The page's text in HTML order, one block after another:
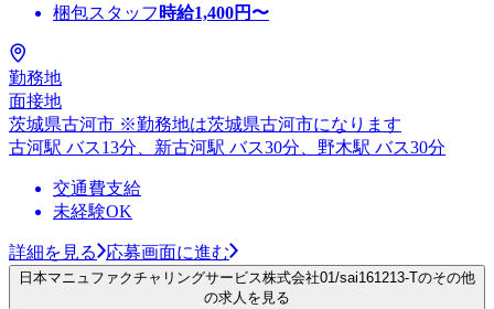
梱包スタッフ 時給1,400円〜
勤務地
面接地
茨城県古河市 ※勤務地は茨城県古河市になります
古河駅 バス13分、新古河駅 バス30分、野木駅 バス30分
交通費支給
未経験OK
詳細を見る 応募画面に進む
日本マニュファクチャリングサービス株式会社01/sai161213-Tのその他
の求人を見る